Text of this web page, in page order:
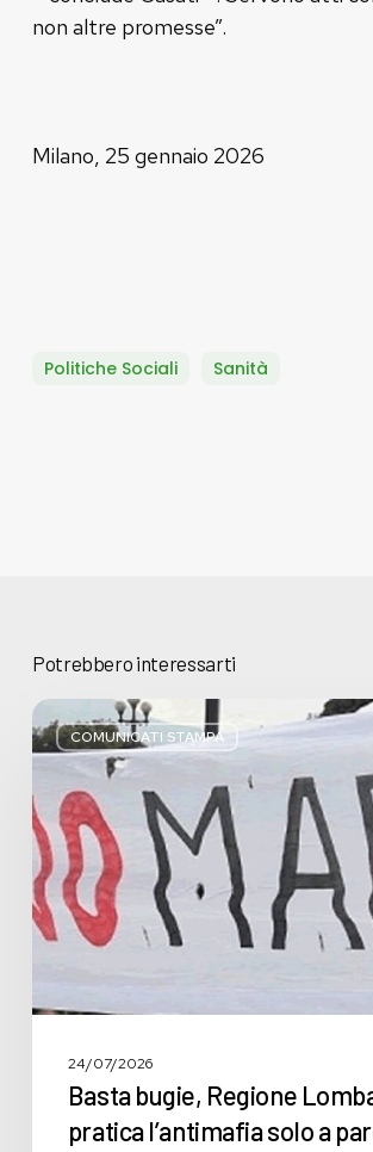
non altre promesse”.
Milano, 25 gennaio 2026
Politiche Sociali Sanità
Potrebbero interessarti
COMUNICATI STAMPA
Basta
bugie,
Regione
Lombardia
pratica
l’antimafia
solo
a
parole
24/07/2026
Basta bugie, Regione
pratica l’antimafia solo a